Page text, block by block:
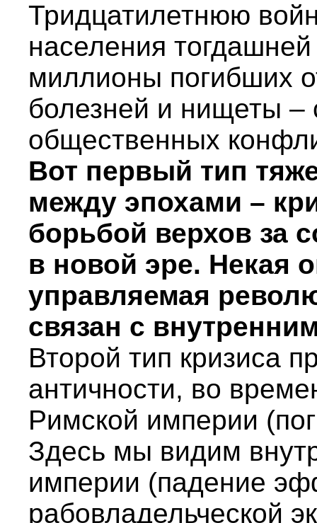
Тридцатилетнюю
населения
миллионы погибших
болезней и нищеты –
общественных
Вот первый тип
между эпохами –
борьбой верхов за
в новой эре. Некая
управляемая
связан с
Второй тип кризиса
античности, во
Римской империи
Здесь мы видим
империи (падение
рабовладельческой